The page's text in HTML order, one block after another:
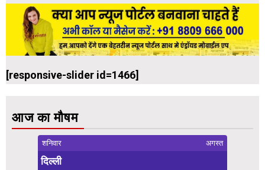
[responsive-slider id=1466]
आज का मौषम
शनिवार अगस्त
दिल्ली